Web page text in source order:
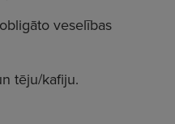
veselības
tēju/kafiju.